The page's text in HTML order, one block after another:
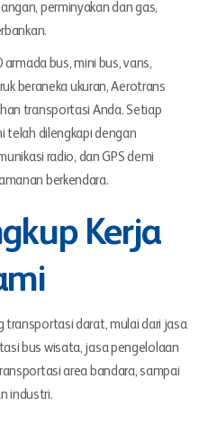
perminyakan dan gas,
armada bus, mini bus, vans,
beraneka ukuran, Aerotrans
transportasi Anda. Setiap
telah dilengkapi dengan
radio, dan GPS demi
berkendara.
Kerja
transportasi darat, mulai dari jasa
bus wisata, jasa pengelolaan
area bandara, sampai
industri.